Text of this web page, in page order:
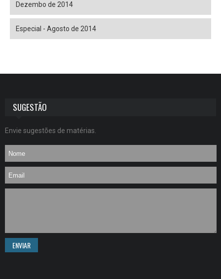
Dezembo de 2014
Especial - Agosto de 2014
SUGESTÃO
Envie sugestões de matérias.
ENVIAR